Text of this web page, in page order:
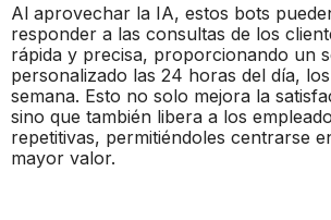
Al aprovechar la IA, estos bots
responder a las consultas de los
rápida y precisa, proporcionando un
personalizado las 24 horas del día,
semana. Esto no solo mejora la
sino que también libera a los
repetitivas, permitiéndoles centrarse
mayor valor.